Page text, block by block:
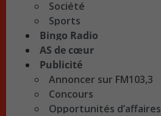
Société
Sports
Bingo Radio
AS de cœur
Publicité
Annoncer sur FM103,3
Concours
Opportunités d’affaires